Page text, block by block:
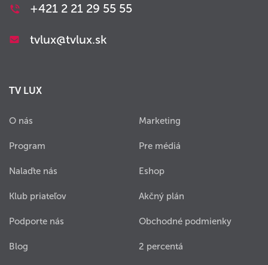
+421 2 21 29 55 55
tvlux@tvlux.sk
TV LUX
O nás
Program
Nalaďte nás
Klub priateľov
Podporte nás
Blog
Marketing
Pre médiá
Eshop
Akčný plán
Obchodné podmienky
2 percentá